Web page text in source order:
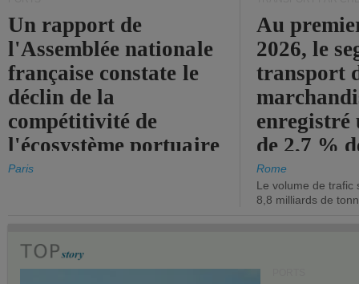
Un rapport de
l'Assemblée nationale
française constate le
déclin de la
compétitivité de
l'écosystème portuaire
de l'État.
Paris
Au
2026, le
transport
enregistré
de 2,7 %
chiffre
Rome
Le volume de trafic
8,8 milliards de